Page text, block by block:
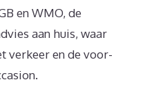
en WMO, de
aan huis, waar
verkeer en de voor-